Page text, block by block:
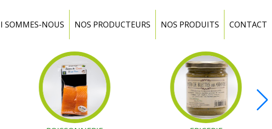
SOMMES-NOUS NOS PRODUCTEURS NOS PRODUITS CONTACT